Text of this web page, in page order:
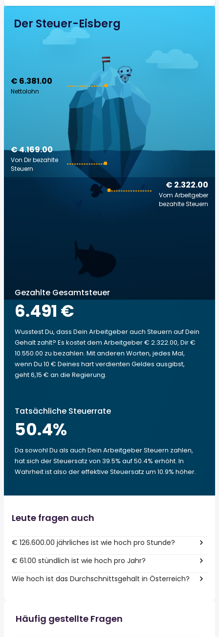
Der Steuer-Eisberg
€ 6.381.00
Nettolohn
€ 2.322.00
Vom Arbeitgeber
bezahlte Steuern
€ 4.169.00
Von Dir bezahlte
Steuern
Gezahlte Gesamtsteuer
6.491 €
Wusstest Du, dass Dein Arbeitgeber auch Steuern auf Dein
Gehalt zahlt? Es kostet dem Arbeitgeber € 2.322.00, Dir €
10.550.00 zu bezahlen. Mit anderen Worten, jedes Mal,
wenn Du 10 € Deines hart verdienten Geldes ausgibst,
geht 6,15 € an die Regierung.
Tatsächliche Steuerrate
50.4%
Da sowohl Du als auch Dein Arbeitgeber Steuern zahlen,
hat sich der Steuersatz von 39.5% auf 50.4% erhöht. In
Wahrheit ist also der effektive Steuersatz um 10.9% höher.
Leute fragen auch
€ 126.600.00 jährliches ist wie hoch pro Stunde?
€ 61.00 stündlich ist wie hoch pro Jahr?
Wie hoch ist das Durchschnittsgehalt in Österreich?
Häufig gestellte Fragen